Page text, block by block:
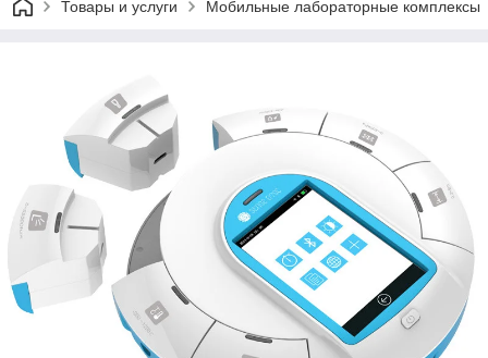
Товары и услуги Мобильные лабораторные комплексы